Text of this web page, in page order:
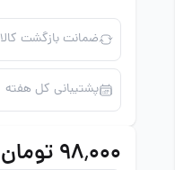
ضمانت بازگشت کالا
پشتیبانی کل هفته
۹۸٬۰۰۰ تومان